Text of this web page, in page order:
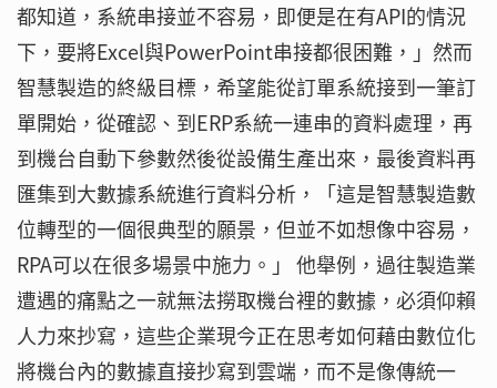
都知道，系統串接並不容易，即便是在有API的情況
下，要將Excel與PowerPoint串接都很困難，」然而
智慧製造的終級目標，希望能從訂單系統接到一筆訂
單開始，從確認、到ERP系統一連串的資料處理，再
到機台自動下參數然後從設備生產出來，最後資料再
匯集到大數據系統進行資料分析，「這是智慧製造數
位轉型的一個很典型的願景，但並不如想像中容易，
RPA可以在很多場景中施力。」 他舉例，過往製造業
遭遇的痛點之一就無法撈取機台裡的數據，必須仰賴
人力來抄寫，這些企業現今正在思考如何藉由數位化
將機台內的數據直接抄寫到雲端，而不是像傳統一